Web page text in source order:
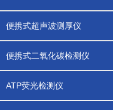
便携式超声波测厚仪
便携式二氧化碳检测仪
ATP荧光检测仪